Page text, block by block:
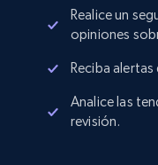
Realice un
opiniones
Reciba
Analice las
revisión.